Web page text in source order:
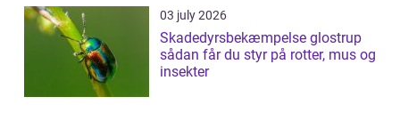
03 july 2026
Skadedyrsbekæmpelse glostrup
sådan får du styr på rotter, mus og
insekter